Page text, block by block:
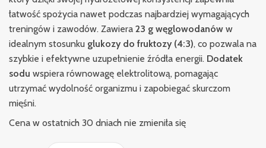
łatwość spożycia nawet podczas najbardziej wymagających
treningów i zawodów. Zawiera 23 g węglowodanów w
idealnym stosunku glukozy do fruktozy (4:3), co pozwala na
szybkie i efektywne uzupełnienie źródła energii. Dodatek
sodu wspiera równowagę elektrolitową, pomagając
utrzymać wydolność organizmu i zapobiegać skurczom
mięśni.
Cena w ostatnich 30 dniach nie zmieniła się